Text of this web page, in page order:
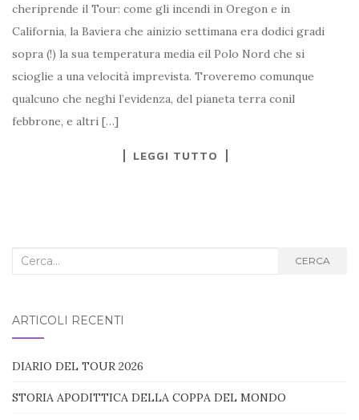
cheriprende il Tour: come gli incendi in Oregon e in
California, la Baviera che ainizio settimana era dodici gradi
sopra (!) la sua temperatura media eil Polo Nord che si
scioglie a una velocità imprevista. Troveremo comunque
qualcuno che neghi l’evidenza, del pianeta terra conil
febbrone, e altri […]
LEGGI TUTTO
Cerca
CERCA
ARTICOLI RECENTI
DIARIO DEL TOUR 2026
STORIA APODITTICA DELLA COPPA DEL MONDO